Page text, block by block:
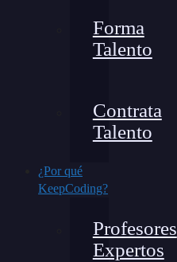
Forma
Talento
Contrata
Talento
¿Por qué
KeepCoding?
Profesores
Expertos